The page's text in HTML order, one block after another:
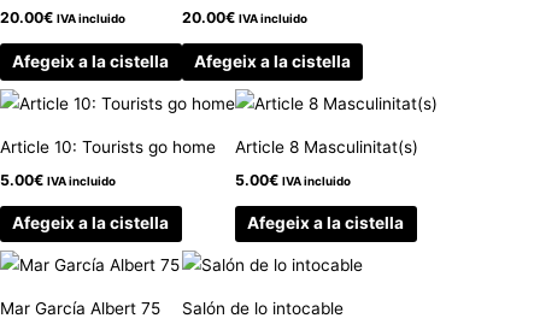
20.00€ IVA incluido
Afegeix a la cistella
20.00€ IVA incluido
Afegeix a la cistella
Article 10: Tourists go home
5.00€ IVA incluido
Afegeix a la cistella
Article 8 Masculinitat(s)
5.00€ IVA incluido
Afegeix a la cistella
Mar García Albert 75 Salón de lo intocable